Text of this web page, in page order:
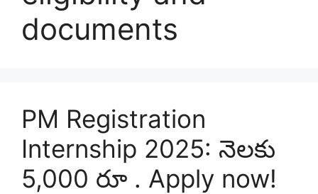
documents
PM Registration
Internship 2025: నెలకు
5,000 రూ . Apply now!